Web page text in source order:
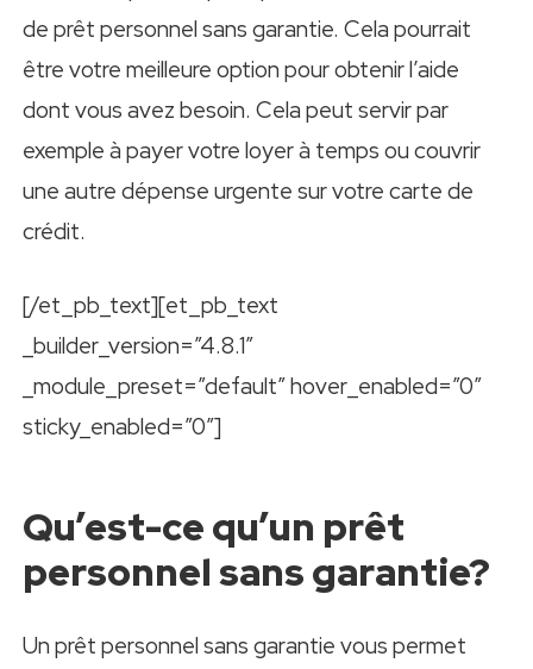
de prêt personnel sans garantie. Cela pourrait
être votre meilleure option pour obtenir l’aide
dont vous avez besoin. Cela peut servir par
exemple à payer votre loyer à temps ou couvrir
une autre dépense urgente sur votre carte de
crédit.
[/et_pb_text][et_pb_text
_builder_version=”4.8.1″
_module_preset=”default” hover_enabled=”0″
sticky_enabled=”0″]
Qu’est-ce qu’un prêt
personnel sans garantie?
Un prêt personnel sans garantie vous permet